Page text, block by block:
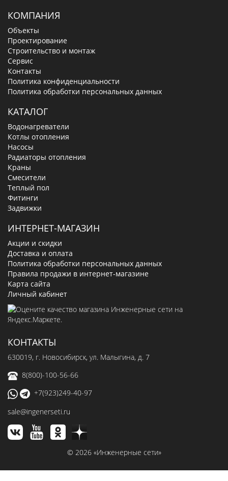
КОМПАНИЯ
Объекты
Проектирование
Строительство и монтаж
Сервис
Контакты
Политика конфиденциальности
Политика обработки персональных данных
КАТАЛОГ
Водонагреватели
Котлы отопления
Насосы
Радиаторы отопления
Краны
Смесители
Теплый пол
Фитинги
Задвижки
ИНТЕРНЕТ-МАГАЗИН
Акции и скидки
Доставка и оплата
Политика обработки персональных данных
Правила продажи в интернет-магазине
Карта сайта
Личный кабинет
КОНТАКТЫ
630019, г. Новосибирск, ул. Малыгина, д. 7
8(800)-100-56-66
+7(923)249-40-97
sale@ingenerseti.ru
© 2026 «Инженерные сети»